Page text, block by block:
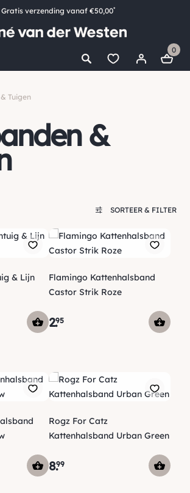
Gratis verzending vanaf €50,00*
Bestel nu, betaal later met Klarna
Ruim 16.000 artikelen op voorraad
Ruim 44 jaar kennis en ervaring
0
Tuigen
&
SORTEER & FILTER
& Lijn
Flamingo Kattenhalsband
Castor Strik Roze
2.95
Rogz For Catz
Kattenhalsband Urban Green
8.99